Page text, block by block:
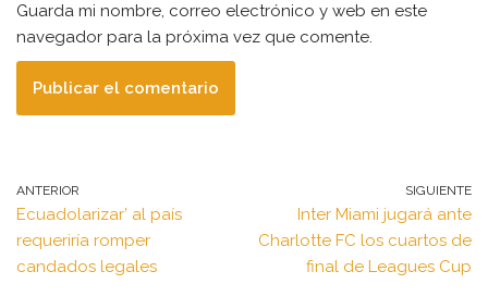
Guarda mi nombre, correo electrónico y web en este
navegador para la próxima vez que comente.
ANTERIOR
Ecuadolarizar’ al país
requeriría romper
candados legales
SIGUIENTE
Inter Miami jugará ante
Charlotte FC los cuartos de
final de Leagues Cup